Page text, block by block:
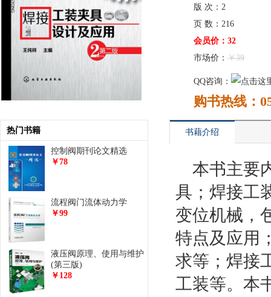
版 次：2
页 数：216
会员价：32
市场价： ￥39
QQ咨询：
购书热线：
热门书籍
控制阀期刊论文精选
￥78
流程阀门流体动力学
￥99
液压阀原理、使用与维护
(第三版)
￥128
书藉介绍
本书主要
具；焊接工
变位机械，
特点及应用
求等；焊接
工装等。本